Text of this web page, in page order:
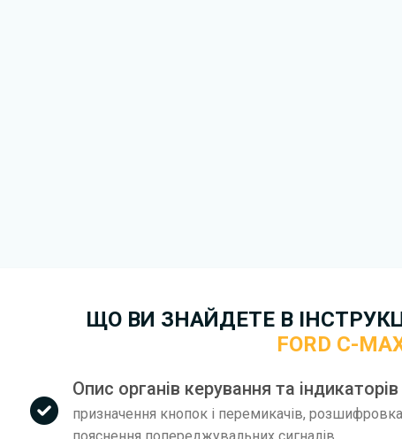
ЩО ВИ ЗНАЙДЕТЕ В
FORD C-
Опис органів керування та
призначення кнопок і перемикачів, розшифровка
пояснення попереджувальних сигналів